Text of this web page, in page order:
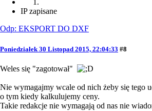
IP zapisane
Odp: EKSPORT DO DXF
Poniedziałek 30 Listopad 2015, 22:04:33 #8
Weles się "zagotował"
Nie wymagajmy wcale od nich żeby się tego
o tym kiedy kalkulujemy ceny.
Takie redakcje nie wymagają od nas nie